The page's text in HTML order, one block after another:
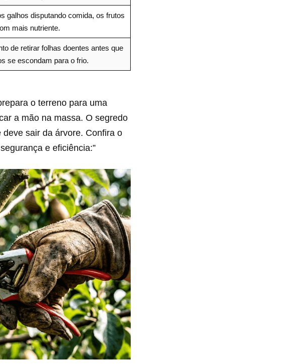
galhos disputando comida, os frutos
mais nutriente.
de retirar folhas doentes antes que
se escondam para o frio.
o terreno para uma
a mão na massa. O segredo
sair da árvore. Confira o
e eficiência:”